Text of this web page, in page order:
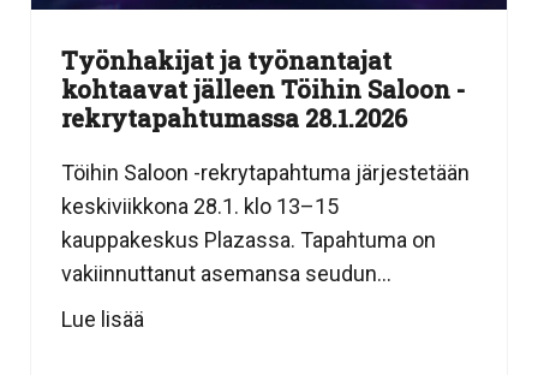
Työnhakijat ja työnantajat
kohtaavat jälleen Töihin Saloon -
rekrytapahtumassa 28.1.2026
Töihin Saloon -rekrytapahtuma järjestetään
keskiviikkona 28.1. klo 13–15
kauppakeskus Plazassa. Tapahtuma on
vakiinnuttanut asemansa seudun...
Lue lisää